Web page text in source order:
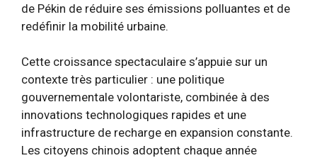
de Pékin de réduire ses émissions polluantes et de
redéfinir la mobilité urbaine.
Cette croissance spectaculaire s’appuie sur un
contexte très particulier : une politique
gouvernementale volontariste, combinée à des
innovations technologiques rapides et une
infrastructure de recharge en expansion constante.
Les citoyens chinois adoptent chaque année